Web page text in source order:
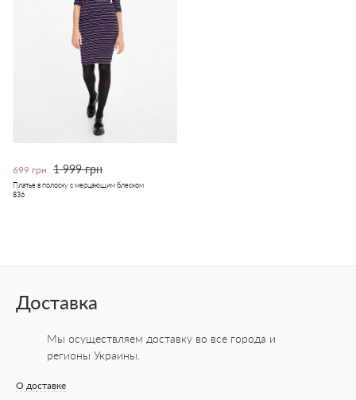
699 грн 1 999 грн
Платье в полоску с мерцающим блеском
836
Доставка
Мы осуществляем доставку во все города и
регионы Украины.
О доставке